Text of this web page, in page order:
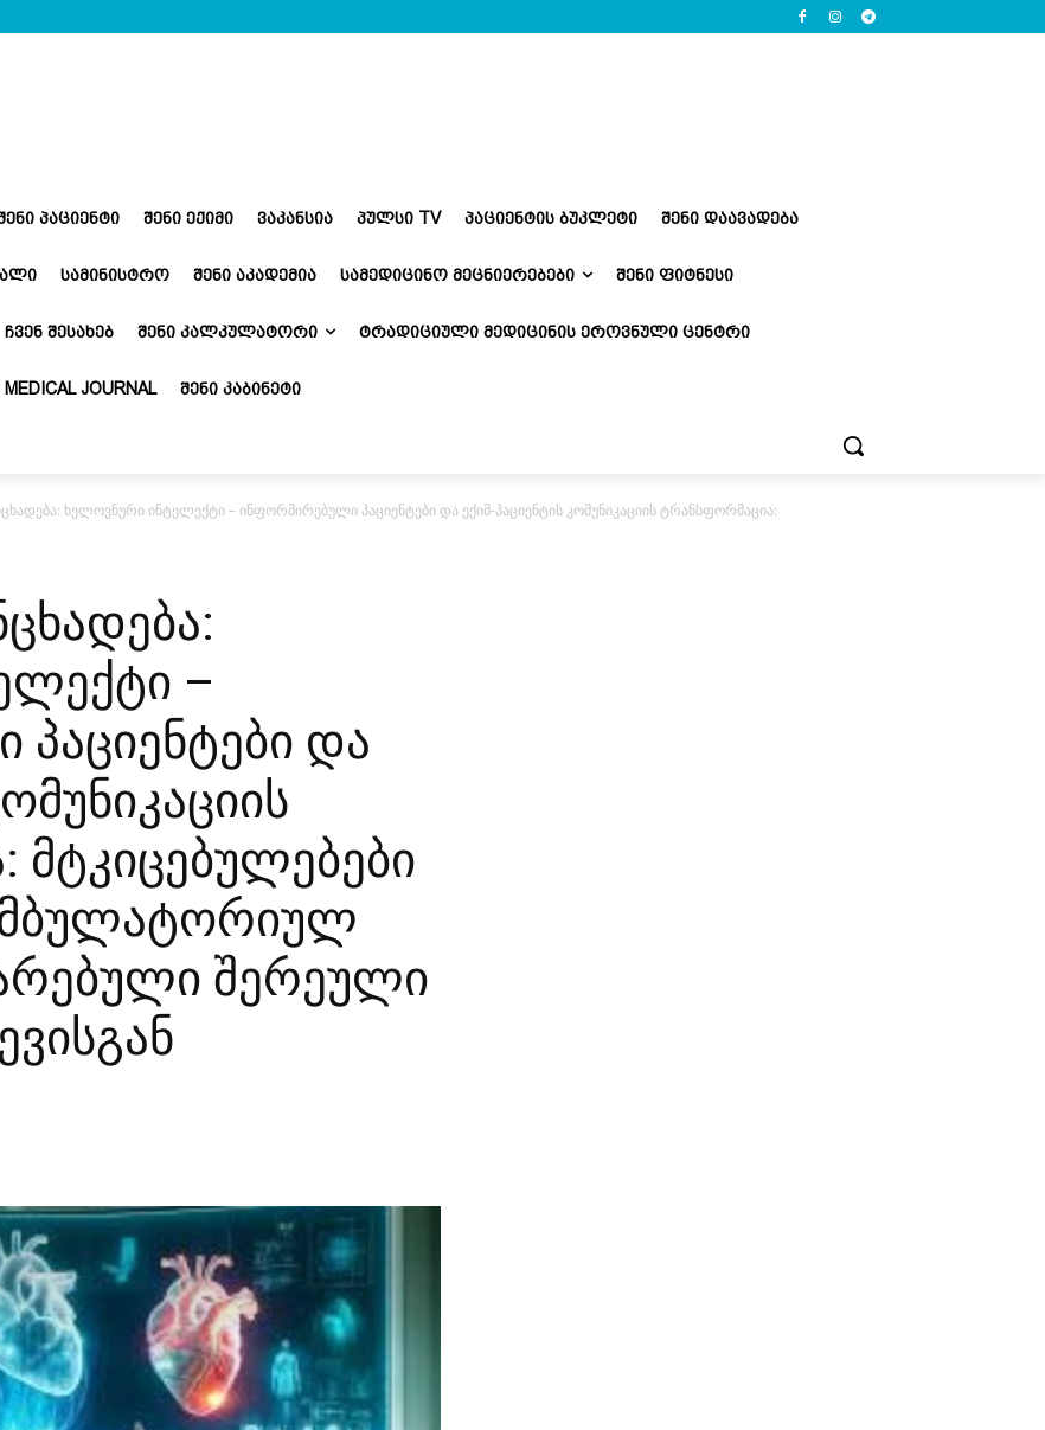
ᲞᲐᲪᲘᲔᲜᲢᲘ ᲨᲔᲜᲘ ᲔᲥᲘᲛᲘ ᲕᲐᲙᲐᲜᲡᲘᲐ ᲞᲣᲚᲡᲘ TV ᲞᲐᲪᲘᲔᲜᲢᲘᲡ ᲑᲣᲙᲚᲔᲢᲘ ᲨᲔᲜᲘ ᲓᲐᲐᲕᲐᲓᲔᲑᲐ
ᲡᲐᲛᲘᲜᲘᲡᲢᲠᲝ ᲨᲔᲜᲘ ᲐᲙᲐᲓᲔᲛᲘᲐ ᲡᲐᲛᲔᲓᲘᲪᲘᲜᲝ ᲛᲔᲪᲜᲘᲔᲠᲔᲑᲔᲑᲘ ᲨᲔᲜᲘ ᲤᲘᲢᲜᲔᲡᲘ
ᲩᲕᲔᲜ ᲨᲔᲡᲐᲮᲔᲑ ᲨᲔᲜᲘ ᲙᲐᲚᲙᲣᲚᲐᲢᲝᲠᲘ ᲢᲠᲐᲓᲘᲪᲘᲣᲚᲘ ᲛᲔᲓᲘᲪᲘᲜᲘᲡ ᲔᲠᲝᲕᲜᲣᲚᲘ ᲪᲔᲜᲢᲠᲘ
JOURNAL ᲨᲔᲜᲘ ᲙᲐᲑᲘᲜᲔᲢᲘ
ხელოვნური ინტელექტი – ინფორმირებული პაციენტები და ექიმ-პაციენტის კომუნიკაციის ტრანსფორმაცია:
–
და
შერეული